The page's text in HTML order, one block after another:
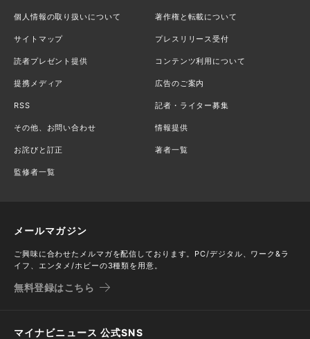
個人情報の取り扱いについて 著作権と転載について
サイトマップ プレスリリース受付
読者プレゼント提供 コンテンツ利用について
提携メディア 広告のご案内
RSS 記者・ライター募集
その他、お問い合わせ 情報提供
お詫びと訂正 著者一覧
監修者一覧
メールマガジン
ご興味に合わせたメルマガを配信しております。PC/デジタル、ワーク&ラ
イフ、エンタメ/ホビーの3種類を用意。
無料登録はこちら
マイナビニュース 公式SNS